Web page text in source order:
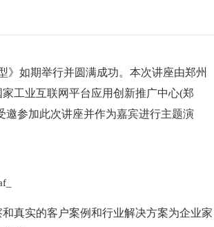
化部署 宴会系统
...
外贸交易
可以有效地保护客户资源，降低...
》如期举行并圆满成功。本次讲座由郑州
工业互联网平台应用创新推广中心(郑
参加此次讲座并作为嘉宾进行主题演
真实的客户案例和行业解决方案为企业家